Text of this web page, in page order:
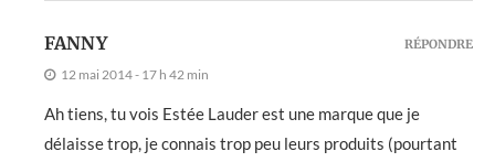
FANNY
12 mai 2014 - 17 h 42 min
Ah tiens, tu vois Estée Lauder est une marque que je
délaisse trop, je connais trop peu leurs produits (pourtant
RÉPONDRE